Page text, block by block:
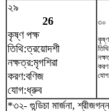
২৯
26
কৃষ্ণ পক্ষ
তিথি:ত্রয়োদশী
নক্ষত্র:মৃগশিরা
করণ:বণিজ
যোগ:ধ্রুব
৩০
*৩২- গুন্ডিচা মার্জনা,